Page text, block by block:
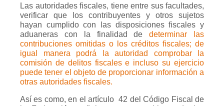
Las autoridades fiscales, tiene entre sus facultades,
verificar que los contribuyentes y otros sujetos
hayan cumplido con las disposiciones fiscales y
aduaneras con la finalidad dedeterminar las
contribuciones omitidas o los créditos fiscales; de
igual manera podrá la autoridad comprobar la
comisión de delitos fiscales e incluso su ejercicio
puede tener el objeto de proporcionar información a
otras autoridades fiscales.
Así es como, en el artículo 42 del Código Fiscal de